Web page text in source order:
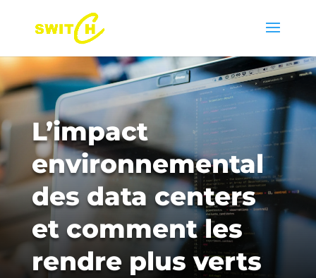
L’impact
environnemental
des data centers
et comment les
rendre plus verts